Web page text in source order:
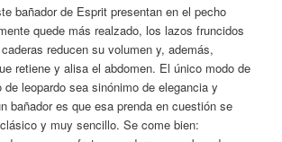
bañador de Esprit presentan en el pecho
quede más realzado, los lazos fruncidos
reducen su volumen y, además,
retiene y alisa el abdomen. El único modo de
de leopardo sea sinónimo de elegancia y
bañador es que esa prenda en cuestión se
y muy sencillo. Se come bien: